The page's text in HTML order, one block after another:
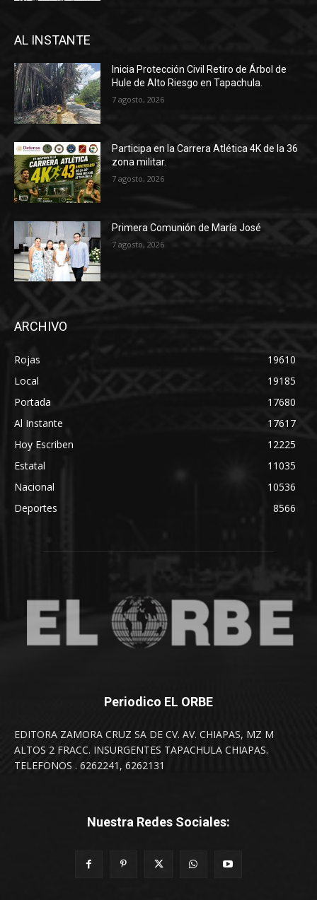
AL INSTANTE
Inicia Protección Civil Retiro de Árbol de
Hule de Alto Riesgo en Tapachula.
7 agosto, 2026
Participa en la Carrera Atlética 4K de la 36
zona militar.
7 agosto, 2026
Primera Comunión de María José
7 agosto, 2026
ARCHIVO
Rojas
19610
Local
19185
Portada
17680
Al Instante
17617
Hoy Escriben
12225
Estatal
11035
Nacional
10536
Deportes
8566
Periodico EL ORBE
EDITORA ZAMORA CRUZ SA DE CV. AV. CHIAPAS, MZ M
ALTOS 2 FRACC. INSURGENTES TAPACHULA CHIAPAS.
TELEFONOS . 6262241, 6262131
Nuestra Redes Sociales: